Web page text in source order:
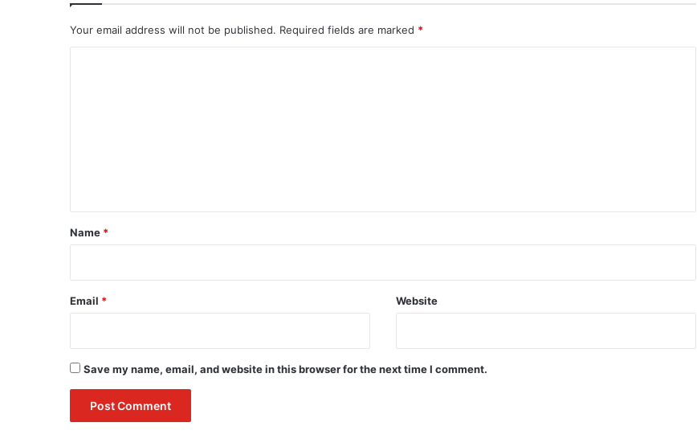
Your email address will not be published. Required fields are marked *
*
Name *
Email * Website
Save my name, email, and website in this browser for the next time I comment.